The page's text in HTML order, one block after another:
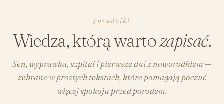
poradniki
Wiedza, którą wartozapisać.
Sen, wyprawka, szpital i pierwsze dni z noworodkiem —
zebrane w prostych tekstach, które pomagają poczuć
więcej spokoju przed porodem.